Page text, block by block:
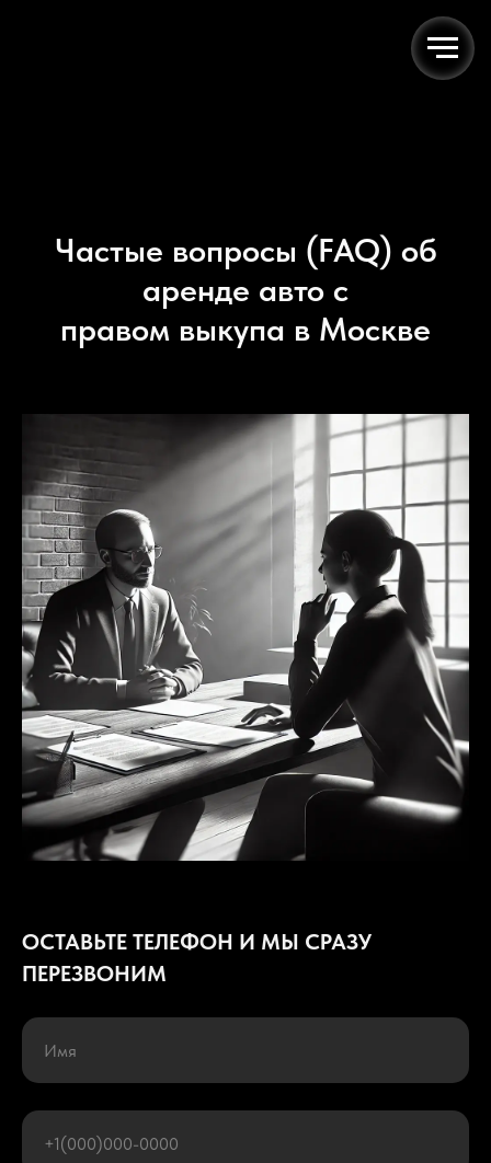
Частые вопросы (FAQ) об
аренде авто с
правом выкупа в Москве
ОСТАВЬТЕ ТЕЛЕФОН И МЫ СРАЗУ
ПЕРЕЗВОНИМ